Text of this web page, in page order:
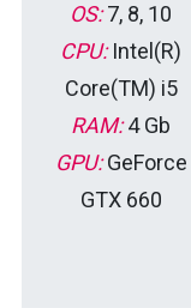
OS:7, 8, 10
CPU:Intel(R)
Core(TM) i5
RAM:4 Gb
GPU:GeForce
GTX 660